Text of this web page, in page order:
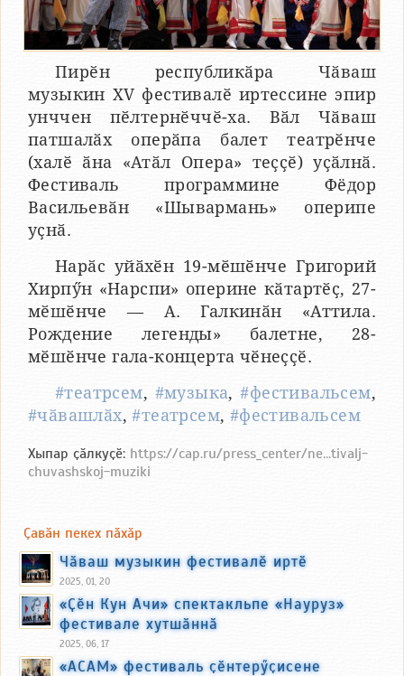
Пирӗн республикӑра Чӑваш
музыкин XV фестивалӗ иртессине эпир
унччен пӗлтернӗччӗ-ха. Вӑл Чӑваш
патшалӑх оперӑпа балет театрӗнче
(халӗ ӑна «Атӑл Опера» теҫҫӗ) уҫӑлнӑ.
Фестиваль программине Фёдор
Васильевӑн «Шывармань» оперипе
уҫнӑ.
Нарӑс уйӑхӗн 19-мӗшӗнче Григорий
Хирпӳн «Нарспи» оперине кӑтартӗҫ, 27-
мӗшӗнче — А. Галкинӑн «Аттила.
Рождение легенды» балетне, 28-
мӗшӗнче гала-концерта чӗнеҫҫӗ.
#театрсем, #музыка,#фестивальсем,
#чӑвашлӑх,#театрсем, #фестивальсем
Хыпар ҫӑлкуҫӗ: https://cap.ru/press_center/ne...tivalj-
chuvashskoj-muziki
Ҫавӑн пекех пӑхӑр
Чӑваш музыкин фестивалӗ иртӗ
2025, 01, 20
«Ҫӗн Кун Ачи» спектакльпе «Науруз»
фестивале хутшӑннӑ
2025, 06, 17
«АСАМ» фестиваль ҫӗнтерӳҫисене